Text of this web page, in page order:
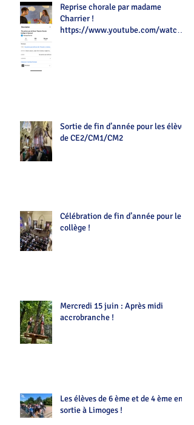
Reprise chorale par madame
Charrier !
https://www.youtube.com/watch?
Sortie de fin d’année pour les élèves
de CE2/CM1/CM2
Célébration de fin d’année pour le
collège !
Mercredi 15 juin : Après midi
accrobranche !
Les élèves de 6 ème et de 4 ème en
sortie à Limoges !